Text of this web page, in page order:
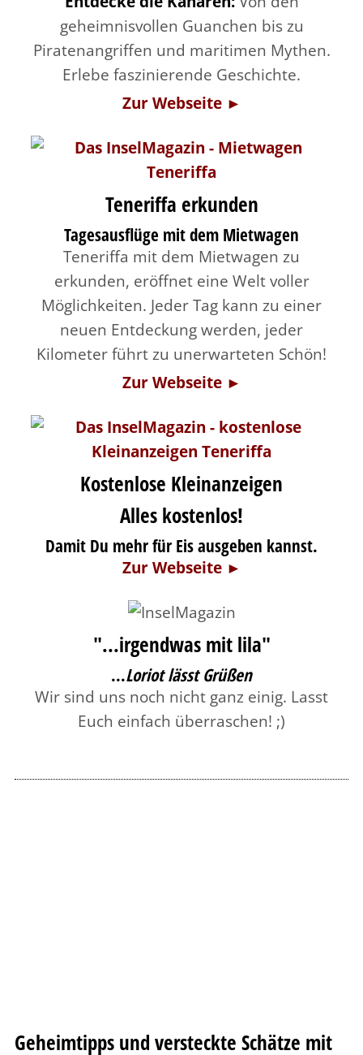
geheimnisvollen Guanchen bis zu
Piratenangriffen und maritimen Mythen.
Erlebe faszinierende Geschichte.
Zur Webseite ►
Teneriffa erkunden
Tagesausflüge mit dem Mietwagen
Teneriffa mit dem Mietwagen zu
erkunden, eröffnet eine Welt voller
Möglichkeiten. Jeder Tag kann zu einer
neuen Entdeckung werden, jeder
Kilometer führt zu unerwarteten Schön!
Zur Webseite ►
Kostenlose Kleinanzeigen
Alles kostenlos!
Damit Du mehr für Eis ausgeben kannst.
Zur Webseite ►
"...irgendwas mit lila"
...Loriot lässt Grüßen
Wir sind uns noch nicht ganz einig. Lasst
Euch einfach überraschen! ;)
Geheimtipps und versteckte Schätze mit